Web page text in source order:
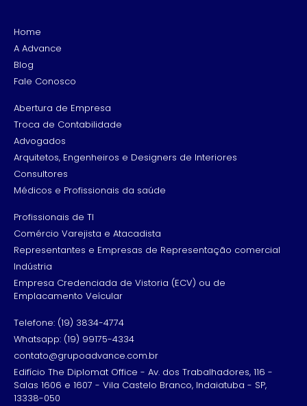
Home
A Advance
Blog
Fale Conosco
Abertura de Empresa
Troca de Contabilidade
Advogados
Arquitetos, Engenheiros e Designers de Interiores
Consultores
Médicos e Profissionais da saúde
Profissionais de TI
Comércio Varejista e Atacadista
Representantes e Empresas de Representação comercial
Indústria
Empresa Credenciada de Vistoria (ECV) ou de
Emplacamento Veícular
Telefone: (19) 3834-4774
Whatsapp: (19) 99175-4334
contato@grupoadvance.com.br
Edifício The Diplomat Office - Av. dos Trabalhadores, 116 -
Salas 1606 e 1607 - Vila Castelo Branco, Indaiatuba - SP,
13338-050